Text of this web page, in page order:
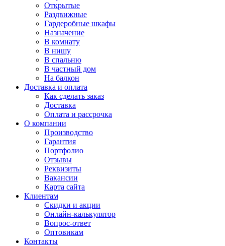
Открытые
Раздвижные
Гардеробные шкафы
Назначение
В комнату
В нишу
В спальню
В частный дом
На балкон
Доставка и оплата
Как сделать заказ
Доставка
Оплата и рассрочка
О компании
Производство
Гарантия
Портфолио
Отзывы
Реквизиты
Вакансии
Карта сайта
Клиентам
Скидки и акции
Онлайн-калькулятор
Вопрос-ответ
Оптовикам
Контакты